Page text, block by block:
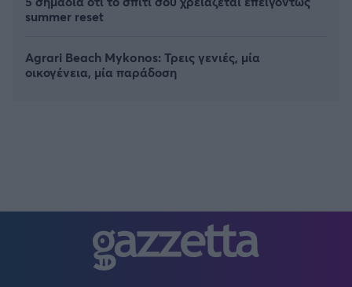
summer reset
Agrari Beach Mykonos: Τρεις γενιές, μία
οικογένεια, μία παράδοση